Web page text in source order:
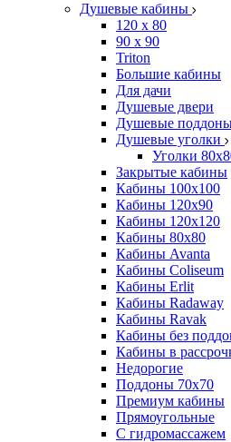
Душевые кабины
120 x 80
90 х 90
Triton
Большие кабины
Для дачи
Душевые двери
Душевые
Душевые уголки
Уголки
Закрытые кабины
Кабины 100x100
Кабины 120x90
Кабины 120х120
Кабины 80х80
Кабины Avanta
Кабины Coliseum
Кабины Erlit
Кабины Radaway
Кабины Ravak
Кабины без
Кабины в
Недорогие
Поддоны 70x70
Премиум кабины
Прямоугольные
С гидромассажем